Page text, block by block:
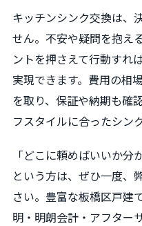
キッチンシンク交換は、
せん。不安や疑問を抱え
ントを押さえて行動すれ
実現できます。費用の相
を取り、保証や納期も確
フスタイルに合ったシン
「どこに頼めばいいか分
という方は、ぜひ一度、
さい。豊富な板橋区戸建
明・明朗会計・アフター